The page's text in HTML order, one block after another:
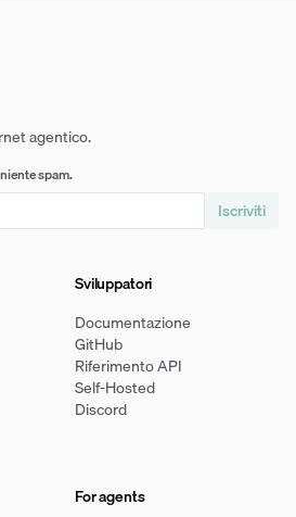
agentico.
spam.
Iscriviti
Sviluppatori
Documentazione
GitHub
Riferimento API
Self-Hosted
Discord
For agents